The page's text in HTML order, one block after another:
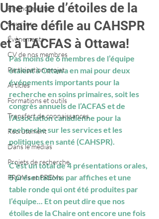
Financements
Bourses
Évènements
CV de nos membres
Participation projet
Articles
Formations et outils
Transfert de connaissances
Recrutement
Dans le médias
Projets de recherche
PROMs et PREMs
Une pluie d’étoiles de la
Chaire défile au CAHSPR
et à L’ACFAS à Ottawa!
Pas moins de 6 membres de l’équipe
étaient à Ottawa en mai pour deux
événements importants pour la
recherche en soins primaires, soit les
congrès annuels de l’ACFAS et de
l’Association canadienne pour la
recherche sur les services et les
politiques en santé (CAHSPR).
C’est un total de 4 présentations orales,
8 présentations par affiches et une
table ronde qui ont été produites par
l’équipe... Et on peut dire que nos
étoiles de la Chaire ont encore une fois